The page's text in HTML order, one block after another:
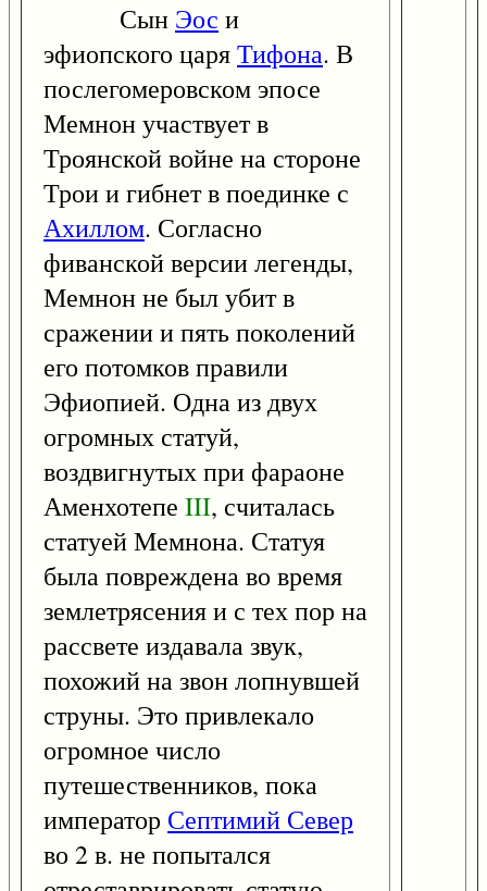
Сын Эос и
эфиопского царяТифона. В
послегомеровском эпосе
Мемнон участвует в
Троянской войне на стороне
Трои и гибнет в поединке с
Ахиллом. Согласно
фиванской версии легенды,
Мемнон не был убит в
сражении и пять поколений
его потомков правили
Эфиопией. Одна из двух
огромных статуй,
воздвигнутых при фараоне
Аменхотепе III, считалась
статуей Мемнона. Статуя
была повреждена во время
землетрясения и с тех пор на
рассвете издавала звук,
похожий на звон лопнувшей
струны. Это привлекало
огромное число
путешественников, пока
император Септимий Север
во 2 в. не попытался